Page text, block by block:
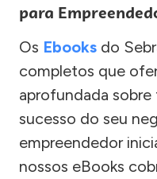
para
Os Ebooks do
completos que
aprofundada sobre
sucesso do seu
empreendedor
nossos eBooks